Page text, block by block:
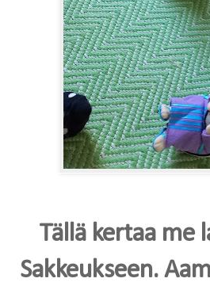
Tällä kertaa me
Sakkeukseen.